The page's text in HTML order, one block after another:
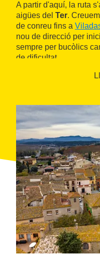
A partir d'aquí, la ruta
aigües del Ter.
de conreu fins a
nou de direcció per
sempre per bucòlics
de dificultat.